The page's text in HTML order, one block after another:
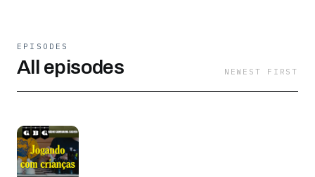
EPISODES
All episodes NEWEST FIRST